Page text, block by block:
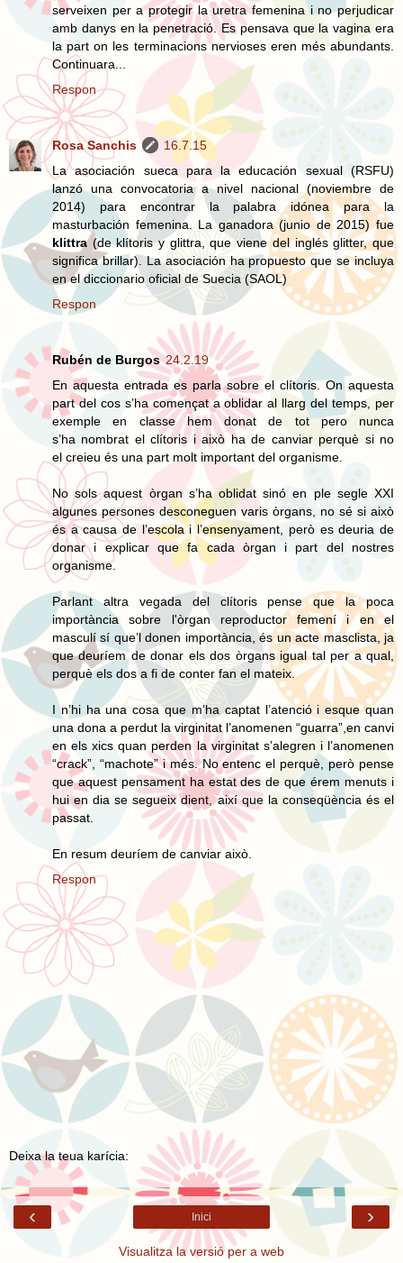
serveixen per a protegir la uretra femenina i no perjudicar
amb danys en la penetració. Es pensava que la vagina era
la part on les terminacions nervioses eren més abundants.
Continuara...
Respon
Rosa Sanchis
16.7.15
La asociación sueca para la educación sexual (RSFU)
lanzó una convocatoria a nivel nacional (noviembre de
2014) para encontrar la palabra idónea para la
masturbación femenina. La ganadora (junio de 2015) fue
klittra(de klítoris y glittra, que viene del inglés glitter, que
significa brillar). La asociación ha propuesto que se incluya
en el diccionario oficial de Suecia (SAOL)
Respon
Rubén de Burgos 24.2.19
En aquesta entrada es parla sobre el clítoris. On aquesta
part del cos s’ha començat a oblidar al llarg del temps, per
exemple en classe hem donat de tot pero nunca
s’ha nombrat el clítoris i això ha de canviar perquè si no
el creieu és una part molt important del organisme.
No sols aquest òrgan s’ha oblidat sinó en ple segle XXI
algunes persones desconeguen varis òrgans, no sé si això
és a causa de l’escola i l’ensenyament, però es deuria de
donar i explicar que fa cada òrgan i part del nostres
organisme.
Parlant altra vegada del clítoris pense que la poca
importància sobre l'òrgan reproductor femení i en el
masculí sí que’l donen importància, és un acte masclista, ja
que deuríem de donar els dos òrgans igual tal per a qual,
perquè els dos a fi de conter fan el mateix.
I n’hi ha una cosa que m’ha captat l’atenció i esque quan
una dona a perdut la virginitat l’anomenen “guarra”,en canvi
en els xics quan perden la virginitat s’alegren i l’anomenen
“crack”, “machote” i més. No entenc el perquè, però pense
que aquest pensament ha estat des de que érem menuts i
hui en dia se segueix dient, així que la conseqüència és el
passat.
En resum deuríem de canviar això.
Respon
Deixa la teua karícia:
‹ ›
Inici
Visualitza la versió per a web